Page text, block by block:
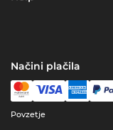
Načini plačila
Povzetje